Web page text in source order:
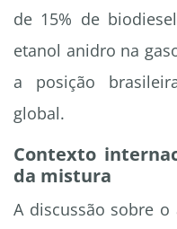
de 15% de
etanol anidro na
a posição
global.
Contexto
da mistura
A discussão sobre